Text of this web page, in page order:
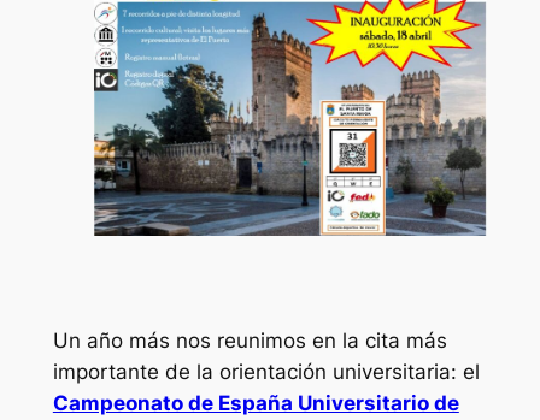
Un año más nos reunimos en la cita más
importante de la orientación universitaria: el
Campeonato de España Universitario de